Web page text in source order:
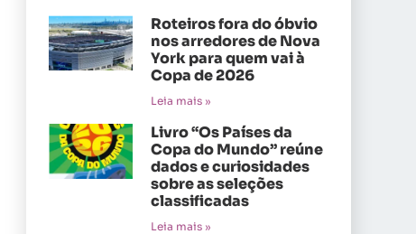
Roteiros fora do óbvio
nos arredores de Nova
York para quem vai à
Copa de 2026
Leia mais »
Livro “Os Países da
Copa do Mundo” reúne
dados e curiosidades
sobre as seleções
classificadas
Leia mais »